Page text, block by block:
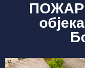
ПОЖАР